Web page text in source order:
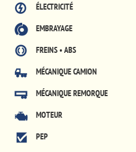
ÉLECTRICITÉ
EMBRAYAGE
FREINS • ABS
MÉCANIQUE CAMION
MÉCANIQUE REMORQUE
MOTEUR
PEP